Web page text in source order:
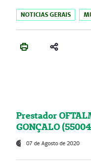
NOTICIAS GERAIS
Prestador
GONÇALO
07 de Agosto de 2020